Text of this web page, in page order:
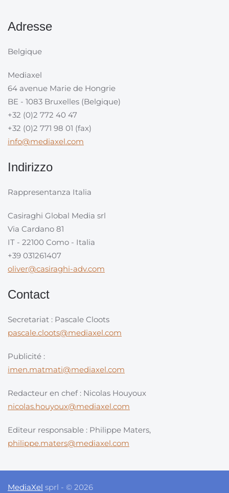
Adresse
Belgique
Mediaxel
64 avenue Marie de Hongrie
BE - 1083 Bruxelles (Belgique)
+32 (0)2 772 40 47
+32 (0)2 771 98 01 (fax)
info@mediaxel.com
Indirizzo
Rappresentanza Italia
Casiraghi Global Media srl
Via Cardano 81
IT - 22100 Como - Italia
+39 031261407
oliver@casiraghi-adv.com
Contact
Secretariat : Pascale Cloots
pascale.cloots@mediaxel.com
Publicité :
imen.matmati@mediaxel.com
Redacteur en chef : Nicolas Houyoux
nicolas.houyoux@mediaxel.com
Editeur responsable : Philippe Maters,
philippe.maters@mediaxel.com
MediaXel sprl - © 2026